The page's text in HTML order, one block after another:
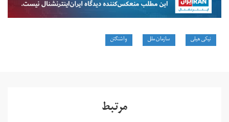
نیکی هیلی سازمان ملل واشنگتن
مرتبط